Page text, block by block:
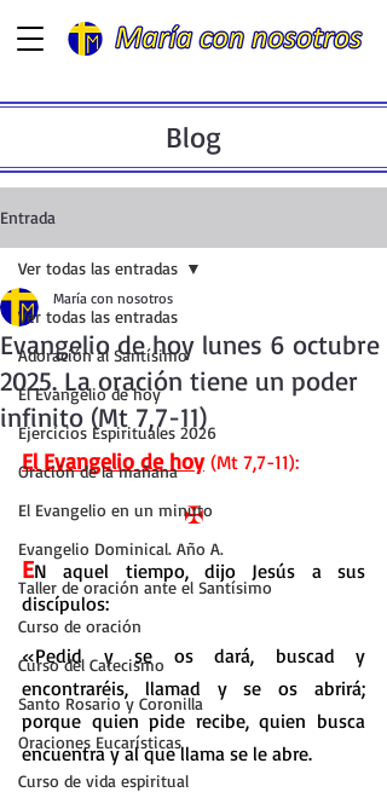
Blog
Entrada
Ver todas las entradas
Adoración al Santísimo
El Evangelio de hoy
Ejercicios Espirituales 2026
Oración de la mañana
El Evangelio en un minuto
Evangelio Dominical. Año A.
Taller de oración ante el Santísimo
Curso de oración
Curso del Catecismo
Santo Rosario y Coronilla
Oraciones Eucarísticas
Curso de vida espiritual
Ver todas las entradas
Evangelio de hoy lunes 6 octubre
2025. La oración tiene un poder
infinito (Mt 7,7-11)
María con nosotros
El Evangelio de hoy (Mt 7,7-11):
✠
EN aquel tiempo, dijo Jesús a sus
discípulos:
«Pedid y se os dará, buscad y
encontraréis, llamad y se os abrirá;
porque quien pide recibe, quien busca
encuentra y al que llama se le abre.